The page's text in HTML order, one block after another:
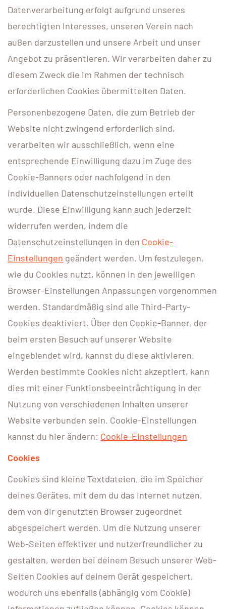
Datenverarbeitung erfolgt aufgrund unseres
berechtigten Interesses, unseren Verein nach
außen darzustellen und unsere Arbeit und unser
Angebot zu präsentieren. Wir verarbeiten daher zu
diesem Zweck die im Rahmen der technisch
erforderlichen Cookies übermittelten Daten.
Personenbezogene Daten, die zum Betrieb der
Website nicht zwingend erforderlich sind,
verarbeiten wir ausschließlich, wenn eine
entsprechende Einwilligung dazu im Zuge des
Cookie-Banners oder nachfolgend in den
individuellen Datenschutzeinstellungen erteilt
wurde. Diese Einwilligung kann auch jederzeit
widerrufen werden, indem die
Datenschutzeinstellungen in den Cookie-
Einstellungen geändert werden. Um festzulegen,
wie du Cookies nutzt, können in den jeweiligen
Browser-Einstellungen Anpassungen vorgenommen
werden. Standardmäßig sind alle Third-Party-
Cookies deaktiviert. Über den Cookie-Banner, der
beim ersten Besuch auf unserer Website
eingeblendet wird, kannst du diese aktivieren.
Werden bestimmte Cookies nicht akzeptiert, kann
dies mit einer Funktionsbeeinträchtigung in der
Nutzung von verschiedenen Inhalten unserer
Website verbunden sein. Cookie-Einstellungen
kannst du hier ändern: Cookie-Einstellungen
Cookies
Cookies sind kleine Textdateien, die im Speicher
deines Gerätes, mit dem du das Internet nutzen,
dem von dir genutzten Browser zugeordnet
abgespeichert werden. Um die Nutzung unserer
Web-Seiten effektiver und nutzerfreundlicher zu
gestalten, werden bei deinem Besuch unserer Web-
Seiten Cookies auf deinem Gerät gespeichert,
wodurch uns ebenfalls (abhängig vom Cookie)